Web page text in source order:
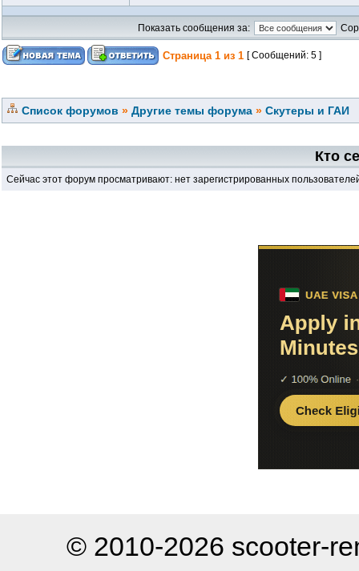
Показать сообщения за:
Страница 1 из 1 [ Сообщений: 5 ]
Список форумов » Другие темы форума » Скутеры и ГАИ
Кто
Сейчас этот форум просматривают: нет зарегистрированных
© 2010-2026 scooter-